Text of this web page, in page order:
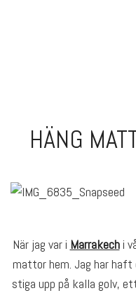
HÄNG
När jag var i Marrakechi
mattor hem. Jag har haft
stiga upp på kalla golv,